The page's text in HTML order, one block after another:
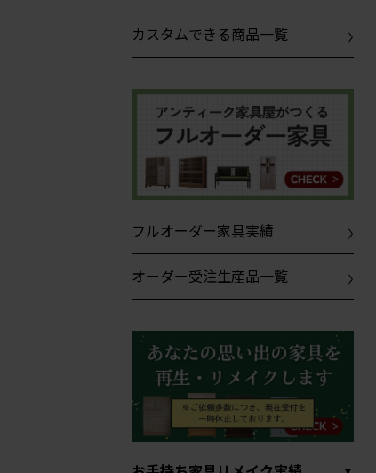
カスタムできる商品一覧
フルオーダー家具実績
オーダー受注生産品一覧